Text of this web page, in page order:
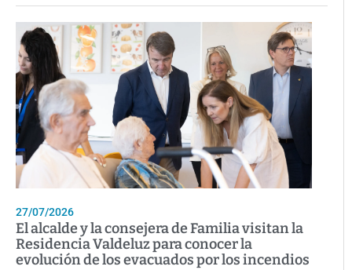
27/07/2026
El alcalde y la consejera de Familia visitan la
Residencia Valdeluz para conocer la
evolución de los evacuados por los incendios